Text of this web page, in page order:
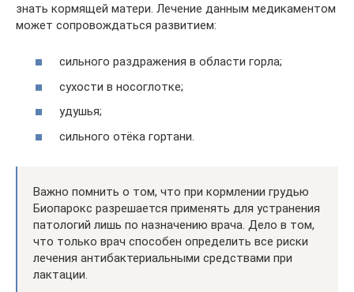
знать кормящей матери. Лечение данным медикаментом
может сопровождаться развитием:
сильного раздражения в области горла;
сухости в носоглотке;
удушья;
сильного отёка гортани.
Важно помнить о том, что при кормлении грудью
Биопарокс разрешается применять для устранения
патологий лишь по назначению врача. Дело в том,
что только врач способен определить все риски
лечения антибактериальными средствами при
лактации.